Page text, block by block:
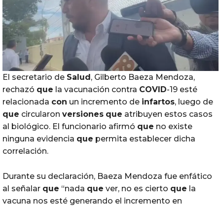
El secretario de Salud, Gilberto Baeza Mendoza,
rechazó que la vacunación contra COVID-19 esté
relacionada con un incremento de infartos, luego de
que circularon versiones que atribuyen estos casos
al biológico. El funcionario afirmó que no existe
ninguna evidencia que permita establecer dicha
correlación.
Durante su declaración, Baeza Mendoza fue enfático
al señalar que “nada que ver, no es cierto que la
vacuna nos esté generando el incremento en